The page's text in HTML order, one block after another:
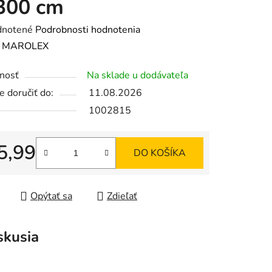
cm
Podrobnosti hodnotenia
MAROLEX
Na sklade u dodávateľa
doručiť do:
11.08.2026
1002815
cena:
DO KOŠÍKA
Opýtať sa Zdieľať